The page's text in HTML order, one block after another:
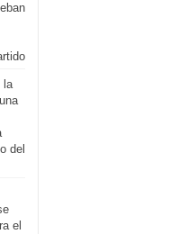
la
del
el